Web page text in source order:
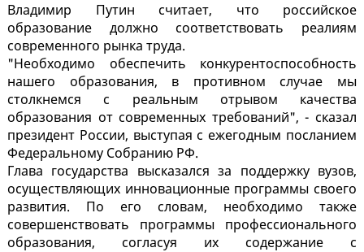
Владимир Путин считает, что российское
образование должно соответствовать реалиям
современного рынка труда.
"Необходимо обеспечить конкурентоспособность
нашего образования, в противном случае мы
столкнемся с реальным отрывом качества
образования от современных требований", - сказал
президент России, выступая с ежегодным посланием
Федеральному Собранию РФ.
Глава государства высказался за поддержку вузов,
осуществляющих инновационные программы своего
развития. По его словам, необходимо также
совершенствовать программы профессионального
образования, согласуя их содержание с